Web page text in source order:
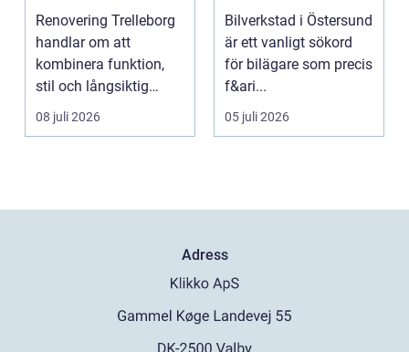
på ett smart sätt
Renovering Trelleborg
handlar om att
kombinera funktion,
stil och långsiktig
ekonomi i samma p...
08 juli 2026
och smarta val för
din bil
Bilverkstad i Östersund
är ett vanligt sökord
för bilägare som precis
f&ari...
05 juli 2026
Adress